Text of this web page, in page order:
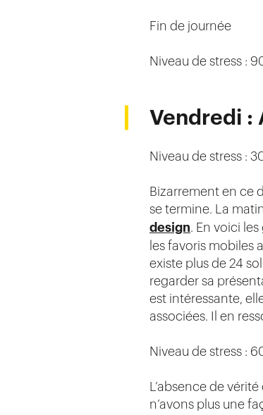
Fin de journée
Niveau de stress :
Vendredi :
Niveau de stress :
Bizarrement en ce
se termine. La
design. En voici
les favoris mobiles
existe plus de 24
regarder sa
est intéressante,
associées. Il en
Niveau de stress :
L’absence de
n’avons plus une